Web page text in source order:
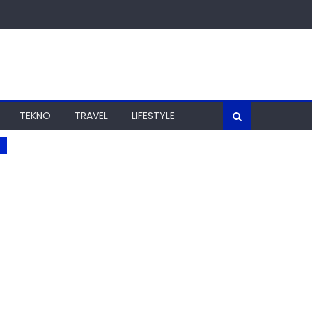
TEKNO TRAVEL LIFESTYLE